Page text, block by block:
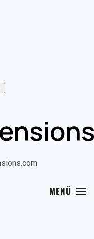
MENÜ